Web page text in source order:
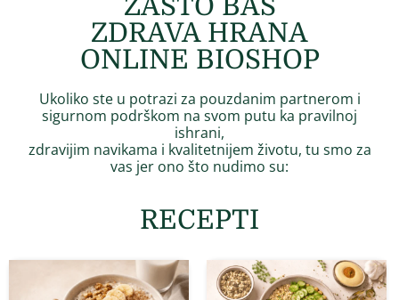
ZAŠTO BAŠ
ZDRAVA HRANA
ONLINE BIOSHOP
Ukoliko ste u potrazi za pouzdanim partnerom i
sigurnom podrškom na svom putu ka pravilnoj
ishrani,
zdravijim navikama i kvalitetnijem životu, tu smo za
vas jer ono što nudimo su:
RECEPTI